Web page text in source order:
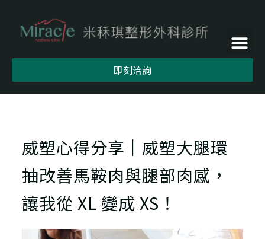
即刻洽詢
威塑心得分享｜威塑大腿環
抽改善馬鞍肉與腿部肉感，
讓我從 XL 變成 XS！